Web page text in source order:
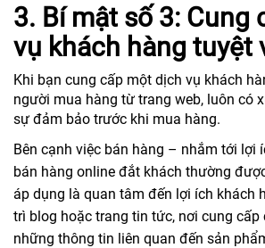
3. Bí mật số 3: Cung
vụ khách hàng tuyệt
Khi bạn cung cấp một dịch vụ khách
người mua hàng từ trang web, luôn có
sự đảm bảo trước khi mua hàng.
Bên cạnh việc bán hàng – nhắm tới lợi
bán hàng online đắt khách thường
áp dụng là quan tâm đến lợi ích khách
trì blog hoặc trang tin tức, nơi cung cấp
những thông tin liên quan đến sản